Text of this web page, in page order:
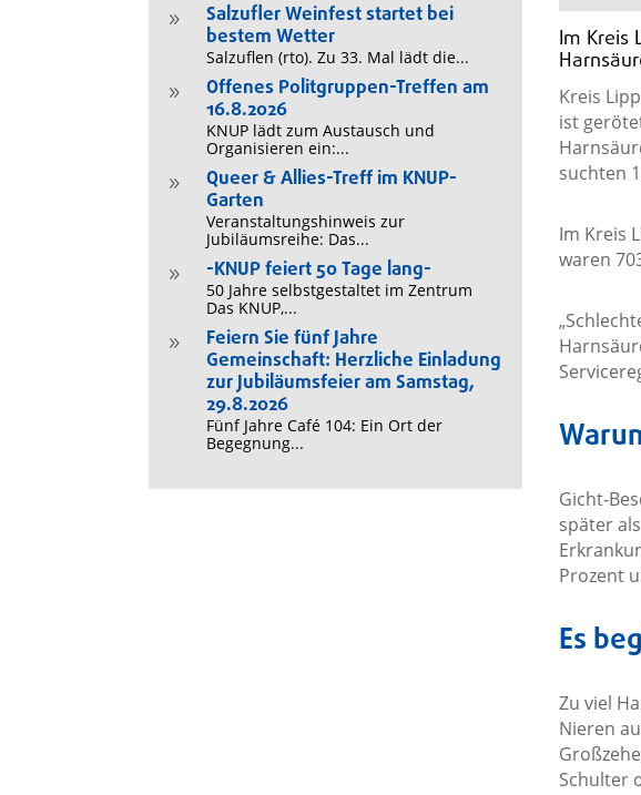
9
Salzufler Weinfest startet bei
bestem Wetter
Salzuflen (rto). Zu 33. Mal lädt die...
9
Offenes Politgruppen-Treffen am
16.8.2026
KNUP lädt zum Austausch und
Organisieren ein:...
9
Queer & Allies-Treff im KNUP-
Garten
Veranstaltungshinweis zur
Jubiläumsreihe: Das...
9 -KNUP feiert 50 Tage lang-
50 Jahre selbstgestaltet im Zentrum
Das KNUP,...
9
Feiern Sie fünf Jahre
Gemeinschaft: Herzliche Einladung
zur Jubiläumsfeier am Samstag,
29.8.2026
Fünf Jahre Café 104: Ein Ort der
Begegnung...
Im Kreis
Kreis
ist
suchten
Im Kreis
waren
Gicht-
später
Prozent
Es
Zu viel
Nieren
Schulter